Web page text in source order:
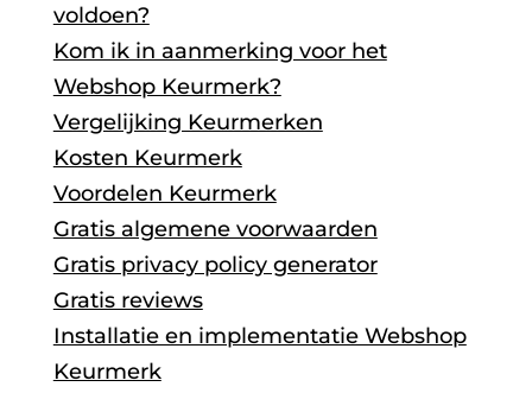
voldoen?
Kom ik in aanmerking voor het
Webshop Keurmerk?
Vergelijking Keurmerken
Kosten Keurmerk
Voordelen Keurmerk
Gratis algemene voorwaarden
Gratis privacy policy generator
Gratis reviews
Installatie en implementatie Webshop
Keurmerk